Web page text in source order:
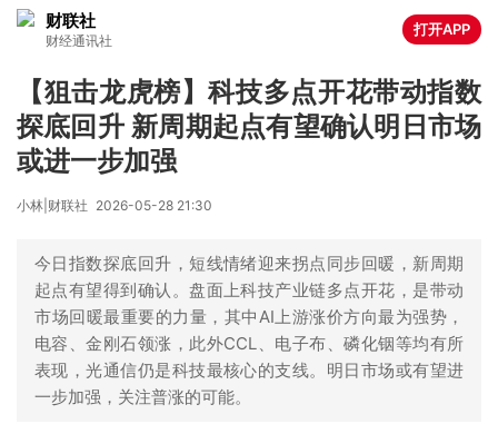
财联社
财经通讯社
打开APP
【狙击龙虎榜】科技多点开花带动指数
探底回升 新周期起点有望确认明日市场
或进一步加强
小林|财联社 2026-05-28 21:30
今日指数探底回升，短线情绪迎来拐点同步回暖，新周期
起点有望得到确认。盘面上科技产业链多点开花，是带动
市场回暖最重要的力量，其中AI上游涨价方向最为强势，
电容、金刚石领涨，此外CCL、电子布、磷化铟等均有所
表现，光通信仍是科技最核心的支线。明日市场或有望进
一步加强，关注普涨的可能。